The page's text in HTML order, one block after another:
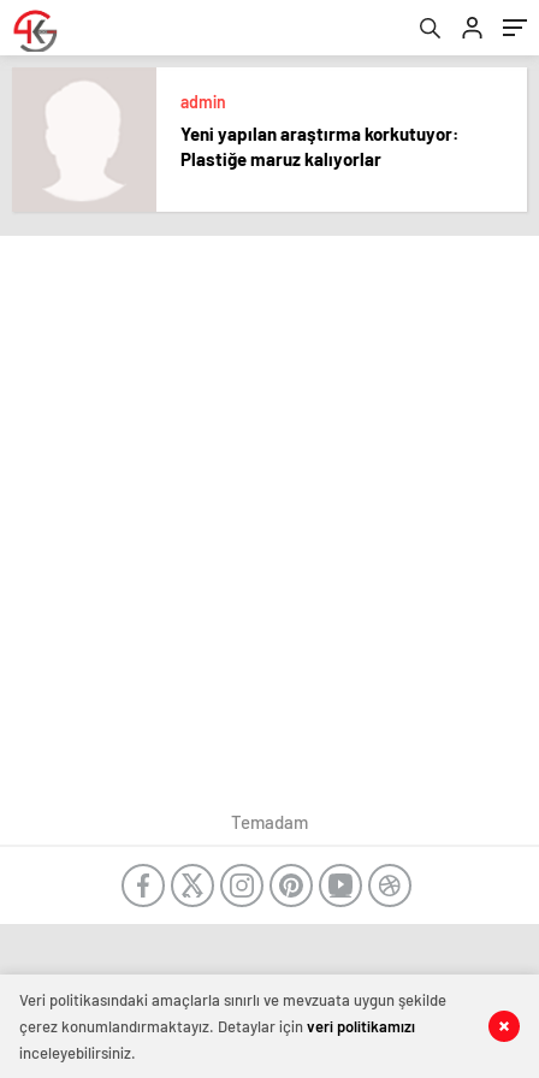
admin
Yeni yapılan araştırma korkutuyor:
Plastiğe maruz kalıyorlar
Temadam
Veri politikasındaki amaçlarla sınırlı ve mevzuata uygun şekilde
çerez konumlandırmaktayız. Detaylar içinveri politikamızı
inceleyebilirsiniz.